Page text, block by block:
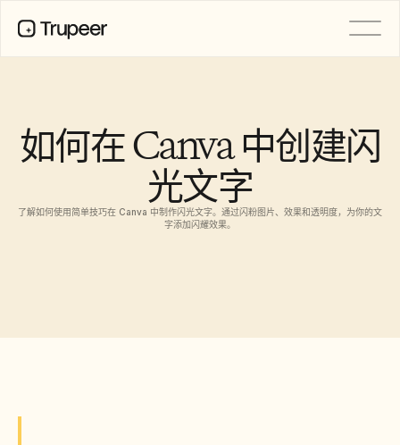
如何在 Canva 中创建闪
光文字
了解如何使用简单技巧在 Canva 中制作闪光文字。通过闪粉图片、效果和透明度，为你的文
字添加闪耀效果。
文档
翻译
知识库
共享页面
常见问题